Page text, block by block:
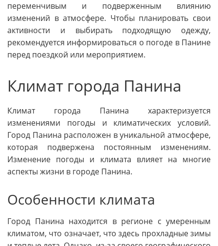
переменчивым и подверженным влиянию
изменений в атмосфере. Чтобы планировать свои
активности и выбирать подходящую одежду,
рекомендуется информироваться о погоде в Панине
перед поездкой или мероприятием.
Климат города Панина
Климат города Панина характеризуется
изменениями погоды и климатических условий.
Город Панина расположен в уникальной атмосфере,
которая подвержена постоянным изменениям.
Изменение погоды и климата влияет на многие
аспекты жизни в городе Панина.
Особенности климата
Город Панина находится в регионе с умеренным
климатом, что означает, что здесь прохладные зимы